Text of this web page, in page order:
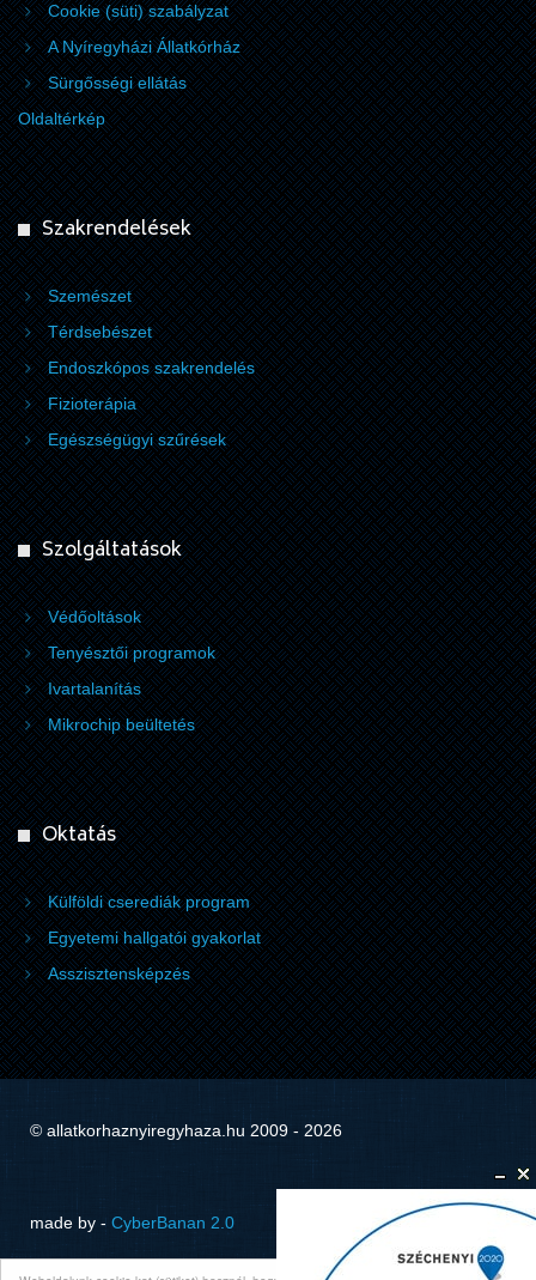
Cookie (süti) szabályzat
A Nyíregyházi Állatkórház
Sürgősségi ellátás
Oldaltérkép
Szakrendelések
Szemészet
Térdsebészet
Endoszkópos szakrendelés
Fizioterápia
Egészségügyi szűrések
Szolgáltatások
Védőoltások
Tenyésztői programok
Ivartalanítás
Mikrochip beültetés
Oktatás
Külföldi cserediák program
Egyetemi hallgatói gyakorlat
Asszisztensképzés
© allatkorhaznyiregyhaza.hu 2009 - 2026
made by - CyberBanan 2.0